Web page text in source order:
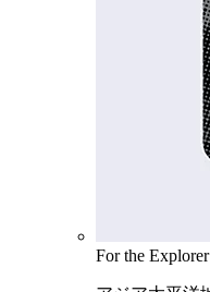
For the